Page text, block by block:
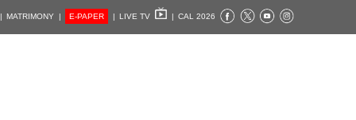
MATRIMONY | E-PAPER | LIVE TV | CAL 2026